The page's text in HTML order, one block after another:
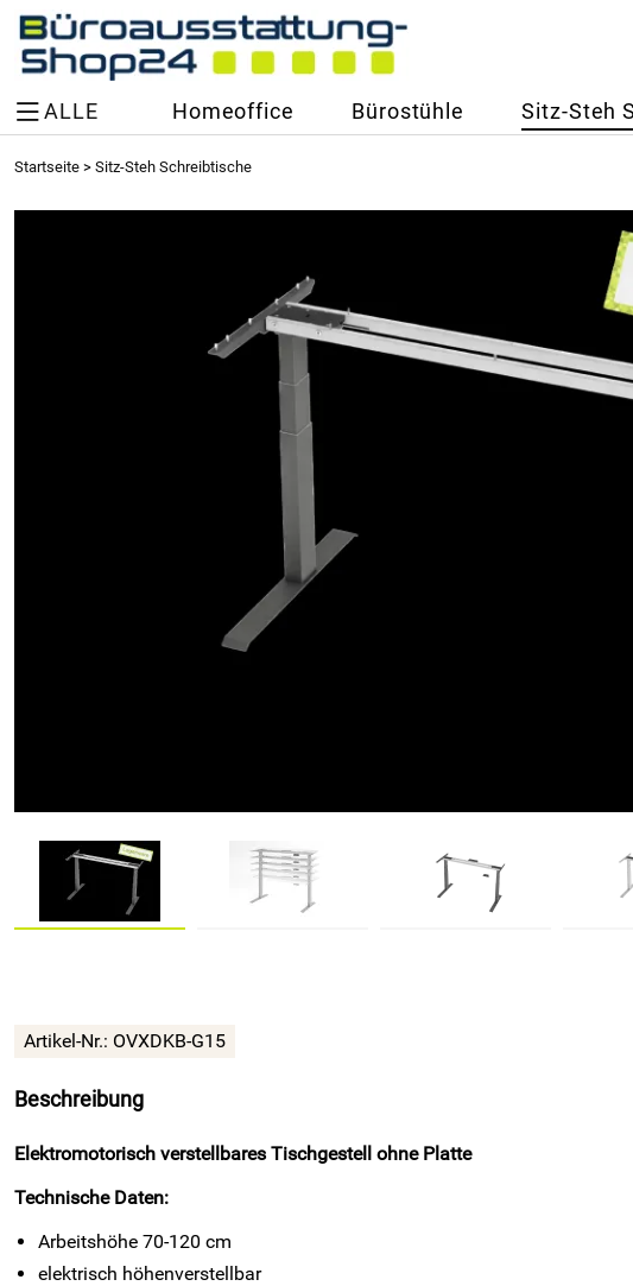
ALLE Homeoffice Bürostühle Sitz-Steh
Startseite > Sitz-Steh Schreibtische
Artikel-Nr.: OVXDKB-G15
Beschreibung
Elektromotorisch verstellbares Tischgestell ohne Platte
Technische Daten:
Arbeitshöhe 70-120 cm
elektrisch höhenverstellbar